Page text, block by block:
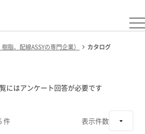
脂、配線ASSYの専門企業） カタログ
にはアンケート回答が必要です
件 表示件数